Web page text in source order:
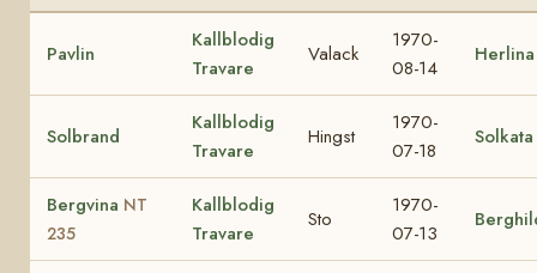
Pavlin
Kallblodig
Travare
Valack
1970-
08-14
Herlina
Solbrand
Kallblodig
Travare
Hingst
1970-
07-18
Solkata
Bergvina NT
235
Kallblodig
Travare
Sto
1970-
07-13